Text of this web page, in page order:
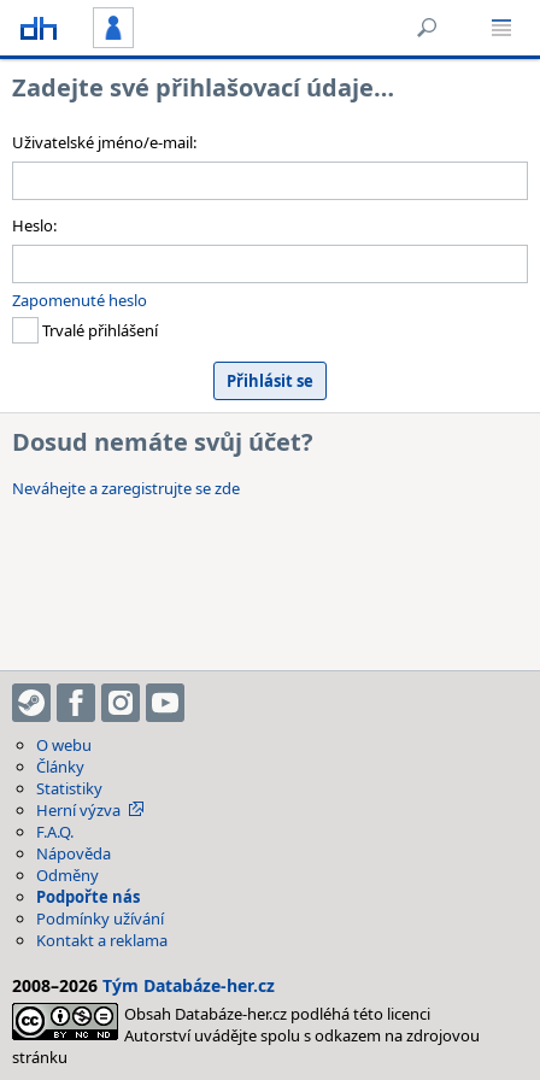
Zadejte své přihlašovací údaje…
Uživatelské jméno/e-mail:
Heslo:
Zapomenuté heslo
Trvalé přihlášení
Dosud nemáte svůj účet?
Neváhejte a zaregistrujte se zde
O webu
Články
Statistiky
Herní výzva
F.A.Q.
Nápověda
Odměny
Podpořte nás
Podmínky užívání
Kontakt a reklama
2008–2026 Tým Databáze-her.cz
Obsah Databáze-her.cz podléhá této licenci
Autorství uvádějte spolu s odkazem na zdrojovou
stránku